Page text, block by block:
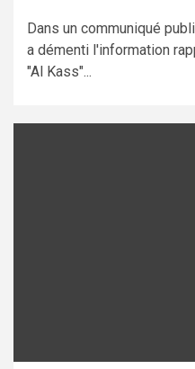
Dans un communiqué
a démenti l'information
"Al Kass"...